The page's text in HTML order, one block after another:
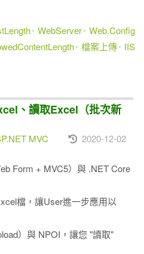
WebServer Web.Config
檔案上傳 IIS
、讀取Excel（批次新
MVC 2020-12-02
Form + MVC5）與 .NET Core
檔，讓User進一步應用以
）與 NPOI，讓您 "讀取"